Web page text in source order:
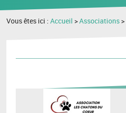
Vous êtes ici :Accueil >Associations >